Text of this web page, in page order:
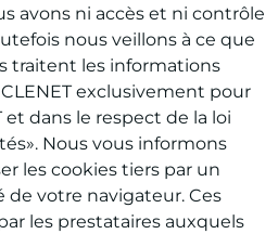
avons ni accès et ni contrôle
nous veillons à ce que
traitent les informations
exclusivement pour
et dans le respect de la loi
Nous vous informons
les cookies tiers par un
de votre navigateur. Ces
les prestataires auxquels